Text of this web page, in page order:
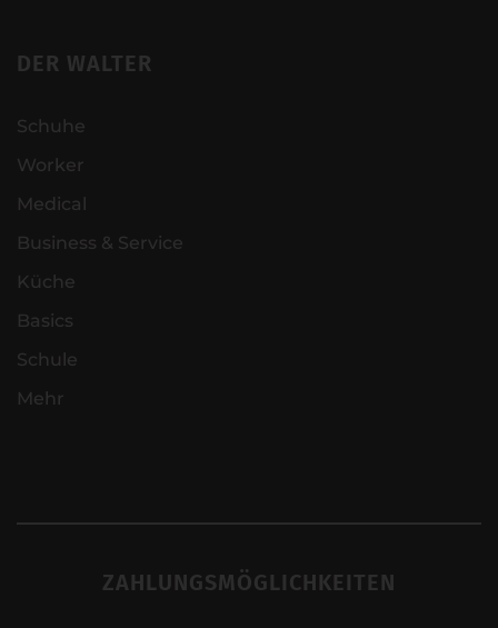
DER WALTER
Schuhe
Worker
Medical
Business & Service
Küche
Basics
Schule
Mehr
ZAHLUNGSMÖGLICHKEITEN